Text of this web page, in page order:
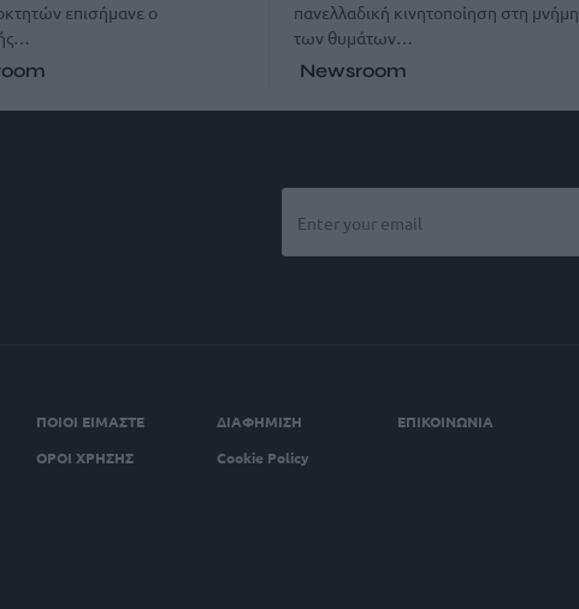
επισήμανε ο
πανελλαδική κινητοποίηση στη μνήμη
των θυμάτων…
Newsroom
ΠΟΙΟΙ ΕΙΜΑΣΤΕ ΔΙΑΦΗΜΙΣΗ
ΕΠΙΚΟΙΝΩΝΙΑ
ΟΡΟΙ ΧΡΗΣΗΣ
Cookie Policy